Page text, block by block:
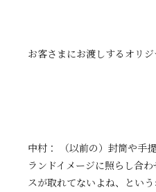
お客さまにお渡しするオリジ
中村： （以前の）封筒や手
ランドイメージに照らし合
スが取れてないよね、とい